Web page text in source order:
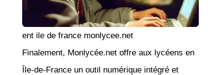
ent ile de france monlycee.net
Finalement, Monlycée.net offre aux lycéens en
Île-de-France un outil numérique intégré et